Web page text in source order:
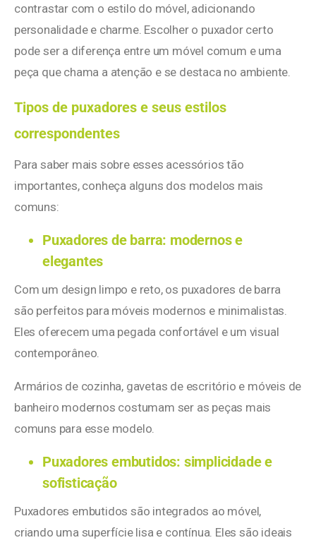
contrastar com o estilo do móvel, adicionando
personalidade e charme. Escolher o puxador certo
pode ser a diferença entre um móvel comum e uma
peça que chama a atenção e se destaca no ambiente.
Tipos de puxadores e seus estilos
correspondentes
Para saber mais sobre esses acessórios tão
importantes, conheça alguns dos modelos mais
comuns:
Puxadores de barra: modernos e
elegantes
Com um design limpo e reto, os puxadores de barra
são perfeitos para móveis modernos e minimalistas.
Eles oferecem uma pegada confortável e um visual
contemporâneo.
Armários de cozinha, gavetas de escritório e móveis de
banheiro modernos costumam ser as peças mais
comuns para esse modelo.
Puxadores embutidos: simplicidade e
sofisticação
Puxadores embutidos são integrados ao móvel,
criando uma superfície lisa e contínua. Eles são ideais